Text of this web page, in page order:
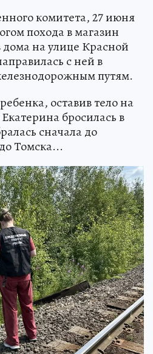
комитета, 27 июня
похода в магазин
на улице Красной
с ней в
путям.
оставив тело на
бросилась в
сначала до
Томска...